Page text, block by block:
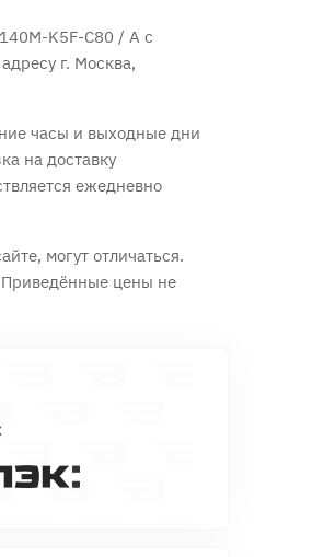
K5F-C80 / A с
г. Москва,
часы и выходные дни
на доставку
ежедневно
могут отличаться.
Приведённые цены не